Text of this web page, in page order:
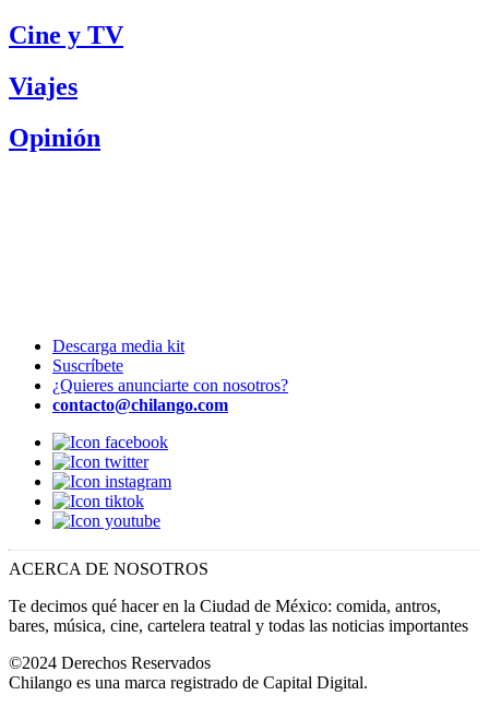
Cine y TV
Viajes
Opinión
Descarga media kit
Suscríbete
¿Quieres anunciarte con nosotros?
contacto@chilango.com
ACERCA DE NOSOTROS
Te decimos qué hacer en la Ciudad de México: comida, antros,
bares, música, cine, cartelera teatral y todas las noticias importantes
©2024 Derechos Reservados
Chilango es una marca registrado de Capital Digital.